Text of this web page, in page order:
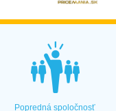
Popredná spoločnosť